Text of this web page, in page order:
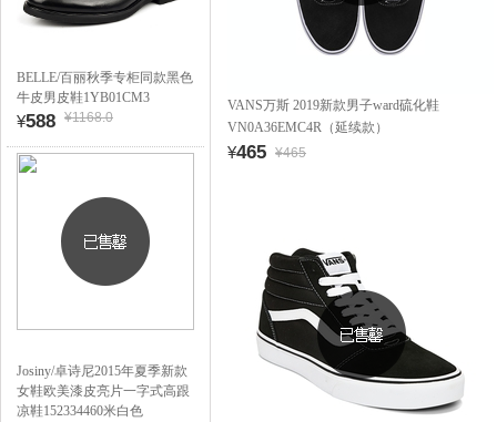
BELLE/百丽秋季专柜同款黑色
牛皮男皮鞋1YB01CM3
¥588 ¥1168.0
Josiny/卓诗尼2015年夏季新款
女鞋欧美漆皮亮片一字式高跟
凉鞋152334460米白色
VANS万斯 2019新款男子ward硫化鞋
VN0A36EMC4R（延续款）
¥465 ¥465